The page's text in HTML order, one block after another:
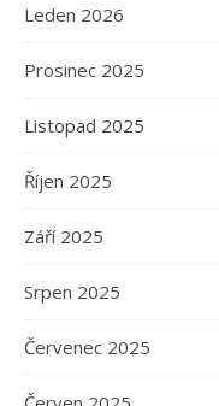
Leden 2026
Prosinec 2025
Listopad 2025
Říjen 2025
Září 2025
Srpen 2025
Červenec 2025